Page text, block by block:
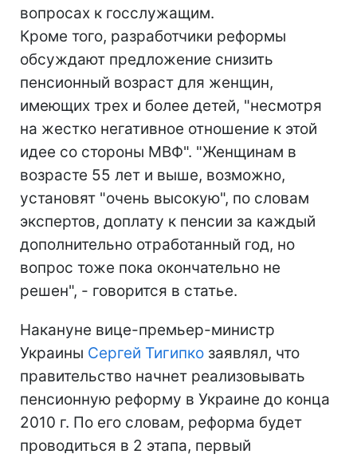
вопросах к госслужащим.
Кроме того, разработчики реформы
обсуждают предложение снизить
пенсионный возраст для женщин,
имеющих трех и более детей, "несмотря
на жестко негативное отношение к этой
идее со стороны МВФ". "Женщинам в
возрасте 55 лет и выше, возможно,
установят "очень высокую", по словам
экспертов, доплату к пенсии за каждый
дополнительно отработанный год, но
вопрос тоже пока окончательно не
решен", - говорится в статье.
Накануне вице-премьер-министр
Украины Сергей Тигипко заявлял, что
правительство начнет реализовывать
пенсионную реформу в Украине до конца
2010 г. По его словам, реформа будет
проводиться в 2 этапа, первый